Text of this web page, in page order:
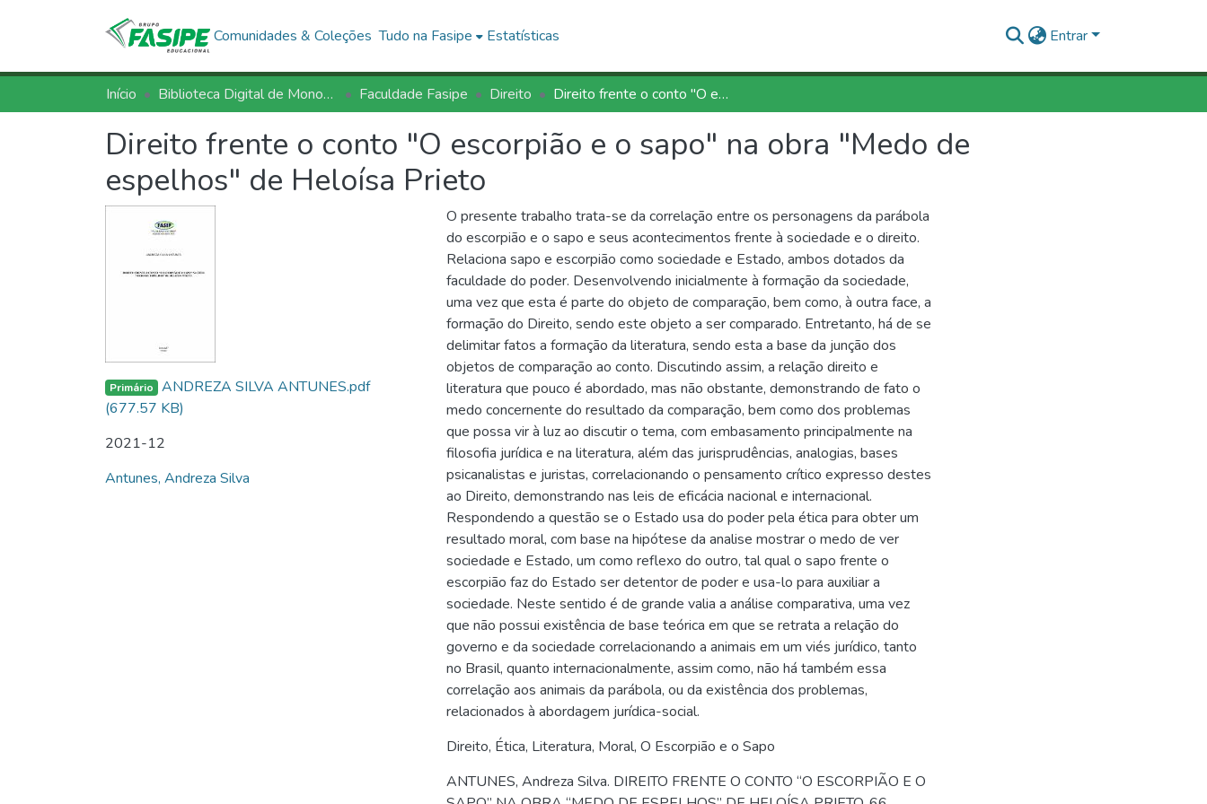
Comunidades & Coleções Tudo na Fasipe Estatísticas Entrar
Início Biblioteca Digital de Monografias - BDM/FASIPE Faculdade Fasipe Direito Direito frente o conto "O escorpião e o sapo" na obra "Medo de espelhos" de Heloísa Prieto
Direito frente o conto "O escorpião e o sapo" na obra "Medo de
espelhos" de Heloísa Prieto
Primário ANDREZA SILVA ANTUNES.pdf
(677.57 KB)
2021-12
Antunes, Andreza Silva
O presente trabalho trata-se da correlação entre os personagens da parábola
do escorpião e o sapo e seus acontecimentos frente à sociedade e o direito.
Relaciona sapo e escorpião como sociedade e Estado, ambos dotados da
faculdade do poder. Desenvolvendo inicialmente à formação da sociedade,
uma vez que esta é parte do objeto de comparação, bem como, à outra face, a
formação do Direito, sendo este objeto a ser comparado. Entretanto, há de se
delimitar fatos a formação da literatura, sendo esta a base da junção dos
objetos de comparação ao conto. Discutindo assim, a relação direito e
literatura que pouco é abordado, mas não obstante, demonstrando de fato o
medo concernente do resultado da comparação, bem como dos problemas
que possa vir à luz ao discutir o tema, com embasamento principalmente na
filosofia jurídica e na literatura, além das jurisprudências, analogias, bases
psicanalistas e juristas, correlacionando o pensamento crítico expresso destes
ao Direito, demonstrando nas leis de eficácia nacional e internacional.
Respondendo a questão se o Estado usa do poder pela ética para obter um
resultado moral, com base na hipótese da analise mostrar o medo de ver
sociedade e Estado, um como reflexo do outro, tal qual o sapo frente o
escorpião faz do Estado ser detentor de poder e usa-lo para auxiliar a
sociedade. Neste sentido é de grande valia a análise comparativa, uma vez
que não possui existência de base teórica em que se retrata a relação do
governo e da sociedade correlacionando a animais em um viés jurídico, tanto
no Brasil, quanto internacionalmente, assim como, não há também essa
correlação aos animais da parábola, ou da existência dos problemas,
relacionados à abordagem jurídica-social.
Direito, Ética, Literatura, Moral, O Escorpião e o Sapo
ANTUNES, Andreza Silva. DIREITO FRENTE O CONTO “O ESCORPIÃO E O